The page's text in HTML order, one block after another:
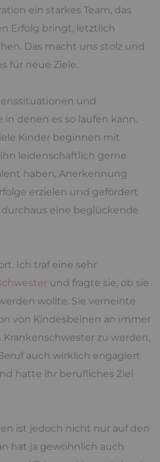
ein starkes Team, das
Erfolg bringt, letztlich
Das macht uns stolz und
für neue Ziele.
und
denen es so laufen kann.
Kinder beginnen mit
leidenschaftlich gerne
haben, Anerkennung
erzielen und gefördert
eine beglückende
Ich traf eine sehr
und fragte sie, ob sie
wollte. Sie verneinte
von Kindesbeinen an immer
zu werden,
auch wirklich engagiert
hatte ihr berufliches Ziel
ist jedoch nicht nur auf den
hat ja gewöhnlich auch